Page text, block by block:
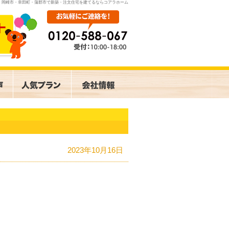
岡崎市・幸田町・蒲郡市で新築・注文住宅を建てるならコアラホーム
2023年10月16日